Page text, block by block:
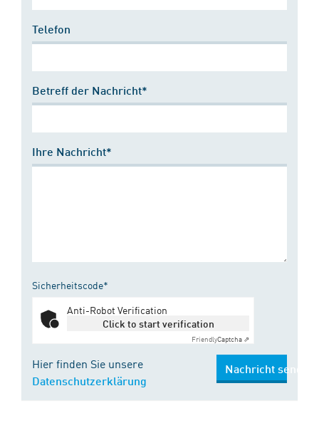
Telefon
Betreff der Nachricht*
Ihre Nachricht*
Sicherheitscode*
Anti-Robot Verification
Click to start verification
FriendlyCaptcha ⇗
Hier finden Sie unsere
Datenschutzerklärung
Nachricht senden